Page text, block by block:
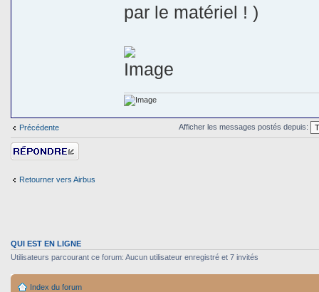
par le matériel ! )
Précédente Afficher les messages postés depuis:
Répondre
Retourner vers Airbus
QUI EST EN LIGNE
Utilisateurs parcourant ce forum: Aucun utilisateur enregistré et 7 invités
Index du forum